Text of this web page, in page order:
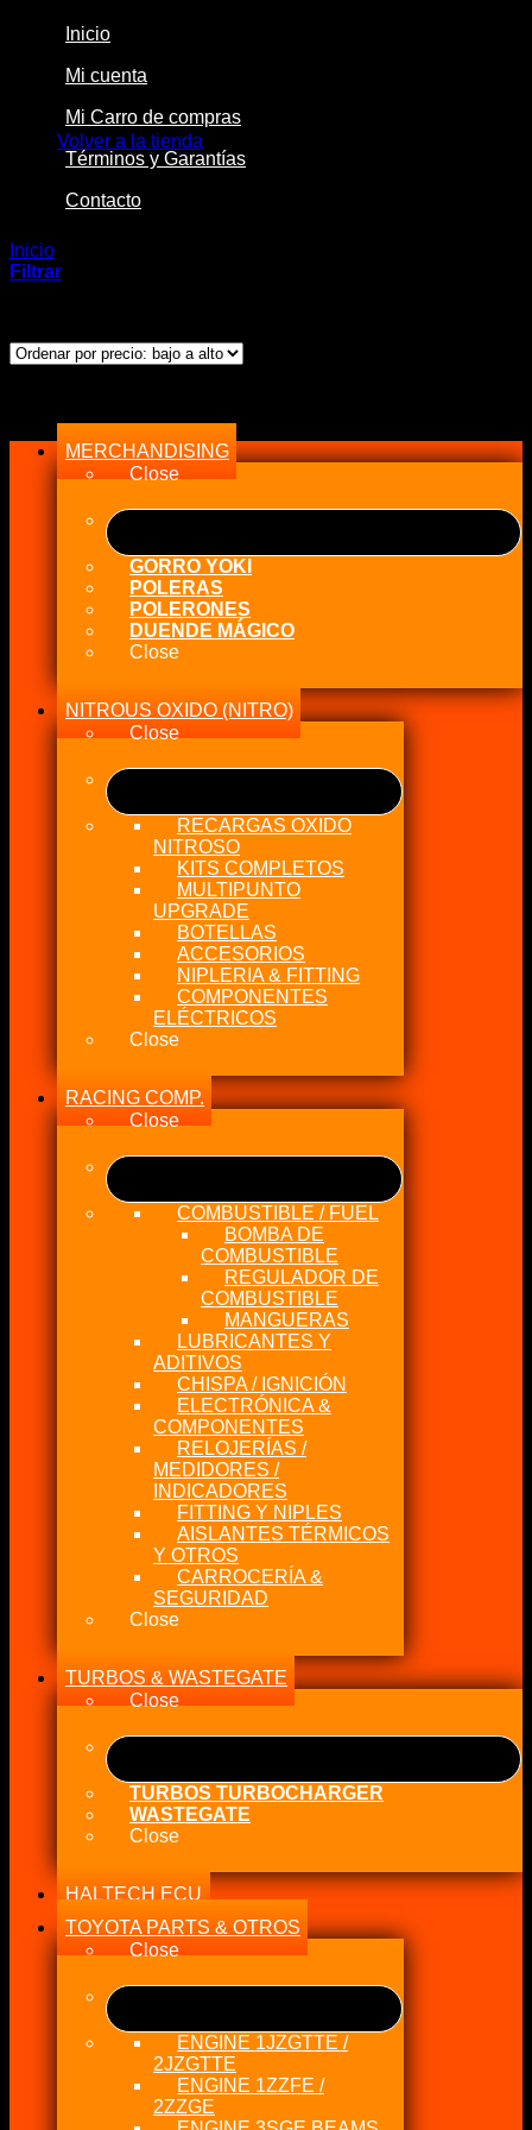
Volver a la tienda
Inicio
Mi cuenta
Mi Carro de compras
Términos y Garantías
Contacto
Inicio
Filtrar
MERCHANDISING
Close
GORRO YOKI
POLERAS
POLERONES
DUENDE MÁGICO
Close
NITROUS OXIDO (NITRO)
Close
RECARGAS OXIDO
NITROSO
KITS COMPLETOS
MULTIPUNTO
UPGRADE
BOTELLAS
ACCESORIOS
NIPLERIA & FITTING
COMPONENTES
ELÉCTRICOS
Close
RACING COMP.
Close
COMBUSTIBLE / FUEL
BOMBA DE
COMBUSTIBLE
REGULADOR DE
COMBUSTIBLE
MANGUERAS
LUBRICANTES Y
ADITIVOS
CHISPA / IGNICIÓN
ELECTRÓNICA &
COMPONENTES
RELOJERÍAS /
MEDIDORES /
INDICADORES
FITTING Y NIPLES
AISLANTES TÉRMICOS
Y OTROS
CARROCERÍA &
SEGURIDAD
Close
TURBOS & WASTEGATE
Close
TURBOS TURBOCHARGER
WASTEGATE
Close
HALTECH ECU
TOYOTA PARTS & OTROS
Close
ENGINE 1JZGTTE /
2JZGTTE
ENGINE 1ZZFE /
2ZZGE